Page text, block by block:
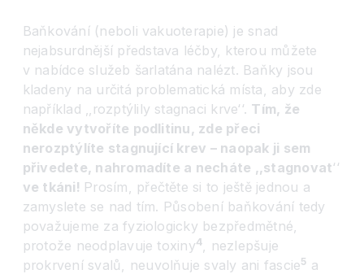
Baňkování (neboli vakuoterapie) je snad
nejabsurdnější představa léčby, kterou můžete
v nabídce služeb šarlatána nalézt. Baňky jsou
kladeny na určitá problematická místa, aby zde
například ‚‚rozptýlily stagnaci krve‘‘. Tím, že
někde vytvoříte podlitinu, zde přeci
nerozptýlíte stagnující krev – naopak ji sem
přivedete, nahromadíte a necháte ‚‚stagnovat‘‘
ve tkáni! Prosím, přečtěte si to ještě jednou a
zamyslete se nad tím. Působení baňkování tedy
považujeme za fyziologicky bezpředmětné,
protože neodplavuje toxiny4, nezlepšuje
prokrvení svalů, neuvolňuje svaly ani fascie5 a